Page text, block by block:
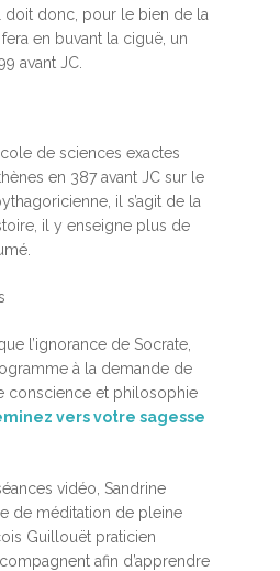
doit donc, pour le bien de la
en buvant la ciguë, un
avant JC.
de sciences exactes
en 387 avant JC sur le
il s’agit de la
il y enseigne plus de
l’ignorance de Socrate,
à la demande de
conscience et philosophie
vers votre sagesse
vidéo, Sandrine
de méditation de pleine
Guillouët praticien
afin d’apprendre